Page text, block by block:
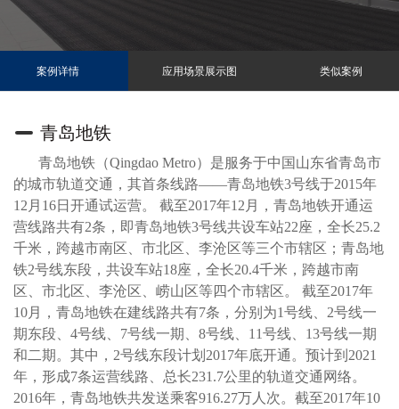
案例详情 应用场景展示图 类似案例
青岛地铁
青岛地铁（Qingdao Metro）是服务于中国山东省青岛市
的城市轨道交通，其首条线路——青岛地铁3号线于2015年
12月16日开通试运营。 截至2017年12月，青岛地铁开通运
营线路共有2条，即青岛地铁3号线共设车站22座，全长25.2
千米，跨越市南区、市北区、李沧区等三个市辖区；青岛地
铁2号线东段，共设车站18座，全长20.4千米，跨越市南
区、市北区、李沧区、崂山区等四个市辖区。 截至2017年
10月，青岛地铁在建线路共有7条，分别为1号线、2号线一
期东段、4号线、7号线一期、8号线、11号线、13号线一期
和二期。其中，2号线东段计划2017年底开通。预计到2021
年，形成7条运营线路、总长231.7公里的轨道交通网络。
2016年，青岛地铁共发送乘客916.27万人次。截至2017年10